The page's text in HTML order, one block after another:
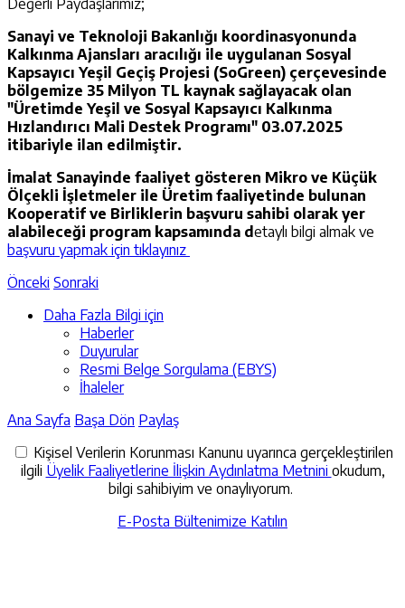
Sanayi ve Teknoloji Bakanlığı koordinasyonunda
Kalkınma Ajansları aracılığı ile uygulanan Sosyal
Kapsayıcı Yeşil Geçiş Projesi (SoGreen) çerçevesinde
bölgemize 35 Milyon TL kaynak sağlayacak olan
"Üretimde Yeşil ve Sosyal Kapsayıcı Kalkınma
Hızlandırıcı Mali Destek Programı" 03.07.2025
itibariyle ilan edilmiştir.
İmalat Sanayinde faaliyet gösteren Mikro ve Küçük
Ölçekli İşletmeler ile Üretim faaliyetinde bulunan
Kooperatif ve Birliklerin başvuru sahibi olarak yer
alabileceği program kapsamında detaylı bilgi almak ve
başvuru yapmak için tıklayınız
Önceki Sonraki
Daha Fazla Bilgi için
Haberler
Duyurular
Resmi Belge Sorgulama (EBYS)
İhaleler
Ana Sayfa Başa Dön Paylaş
Kişisel Verilerin Korunması Kanunu uyarınca gerçekleştirilen
ilgili Üyelik Faaliyetlerine İlişkin Aydınlatma Metnini okudum,
bilgi sahibiyim ve onaylıyorum.
E-Posta Bültenimize Katılın